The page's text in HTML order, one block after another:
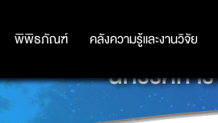
พิพิธภัณฑ์ คลังความรู้และงานวิจัย
พิพิธภัณฑ์ คลังความรู้และงานวิจัย
นิทรรศการ